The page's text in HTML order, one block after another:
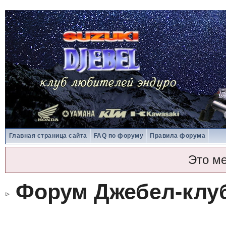
Главная страница сайта FAQ по форуму Правила форума
Это
Форум Джебел-